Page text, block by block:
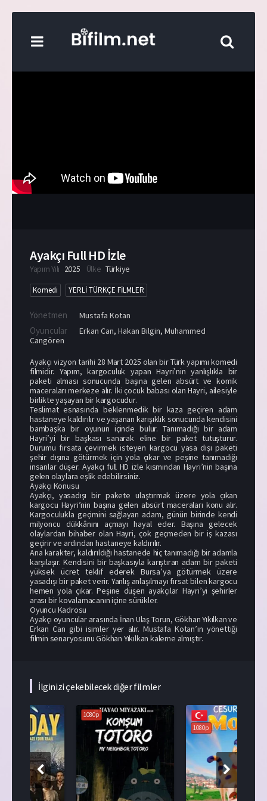
Ayakçı Full HD İzle
Yapım Yılı 2025 Ülke Türkiye
Komedi YERLİ TÜRKÇE FİLMLER
Yönetmen Mustafa Kotan
Oyuncular Erkan Can, Hakan Bilgin, Muhammed
Cangören
Ayakçı vizyon tarihi 28 Mart 2025 olan bir Türk yapımı komedi
filmidir. Yapım, kargoculuk yapan Hayri’nin yanlışlıkla bir
paketi alması sonucunda başına gelen absürt ve komik
maceraları merkeze alır. İki çocuk babası olan Hayri, ailesiyle
birlikte yaşayan bir kargocudur.
Teslimat esnasında beklenmedik bir kaza geçiren adam
hastaneye kaldırılır ve yaşanan karışıklık sonucunda kendisini
bambaşka bir oyunun içinde bulur. Tanımadığı bir adam
Hayri’yi bir başkası sanarak eline bir paket tutuşturur.
Durumu fırsata çevirmek isteyen kargocu yasa dışı paketi
şehir dışına götürmek için yola çıkar ve peşine tanımadığı
insanlar düşer. Ayakçı full HD izle kısmından Hayri’nin başına
gelen olaylara eşlik edebilirsiniz.
Ayakçı Konusu
Ayakçı, yasadışı bir pakete ulaştırmak üzere yola çıkan
kargocu Hayri’nin başına gelen absürt maceraları konu alır.
Kargoculukla geçimini sağlayan adam, günün birinde kendi
milyoncu dükkânını açmayı hayal eder. Başına gelecek
olaylardan bihaber olan Hayri, çok geçmeden bir iş kazası
geçirir ve ardından hastaneye kaldırılır.
Ana karakter, kaldırıldığı hastanede hiç tanımadığı bir adamla
karşılaşır. Kendisini bir başkasıyla karıştıran adam bir paketi
yüksek ücret teklif ederek Bursa’ya götürmek üzere
yasadışı bir paket verir. Yanlış anlaşılmayı fırsat bilen kargocu
hemen yola çıkar. Peşine düşen ayakçılar Hayri’yi şehirler
arası bir kovalamacanın içine sürükler.
Oyuncu Kadrosu
Ayakçı oyuncular arasında İnan Ulaş Torun, Gökhan Yıkılkan ve
Erkan Can gibi isimler yer alır. Mustafa Kotan’ın yönettiği
filmin senaryosunu Gökhan Yıkılkan kaleme almıştır.
İlginizi çekebilecek diğer filmler
1080p
1080p